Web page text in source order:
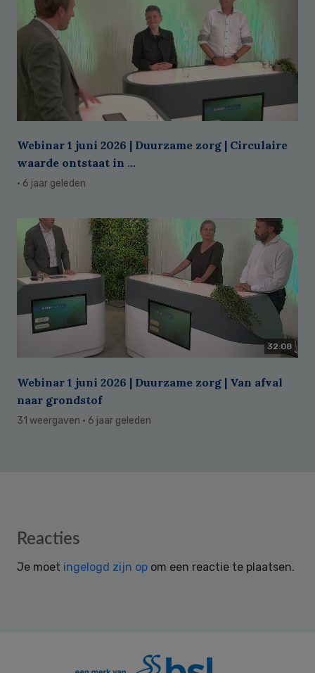
Webinar 1 juni 2026 | Duurzame zorg | Circulaire
waarde ontstaat in ...
· 6 jaar geleden
32:08
Webinar 1 juni 2026 | Duurzame zorg | Van afval
naar grondstof
31 weergaven · 6 jaar geleden
Reader
Reacties
Je moet ingelogd zijn op om een reactie te plaatsen.